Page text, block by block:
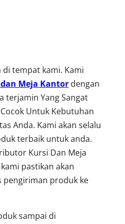
tempat kami. Kami
Meja Kantor dengan
terjamin Yang Sangat
Untuk Kebutuhan
Anda. Kami akan selalu
terbaik untuk anda.
Kursi Dan Meja
pastikan akan
pengiriman produk ke
sampai di